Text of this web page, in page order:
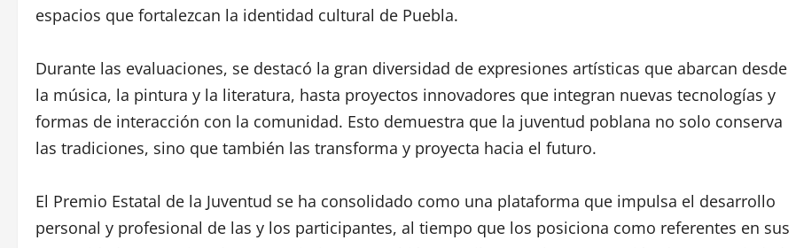
espacios que fortalezcan la identidad cultural de Puebla.
Durante las evaluaciones, se destacó la gran diversidad de expresiones artísticas que abarcan desde
la música, la pintura y la literatura, hasta proyectos innovadores que integran nuevas tecnologías y
formas de interacción con la comunidad. Esto demuestra que la juventud poblana no solo conserva
las tradiciones, sino que también las transforma y proyecta hacia el futuro.
El Premio Estatal de la Juventud se ha consolidado como una plataforma que impulsa el desarrollo
personal y profesional de las y los participantes, al tiempo que los posiciona como referentes en sus